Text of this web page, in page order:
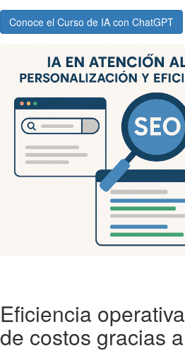
Conoce el Curso de IA con ChatGPT
Eficiencia
de costos gracias